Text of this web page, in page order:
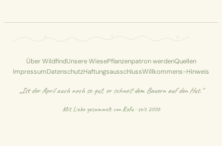
Über WildfindUnsere WiesePflanzenpatron werdenQuellen
ImpressumDatenschutzHaftungsausschlussWillkommens-Hinweis
„Ist der April auch noch so gut, er schneit dem Bauern auf den Hut."
Mit Liebe gesammelt vonRofu· seit 2006